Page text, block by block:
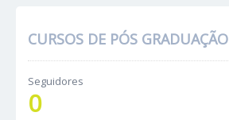
CURSOS DE PÓS GRADUAÇÃO
Seguidores
0